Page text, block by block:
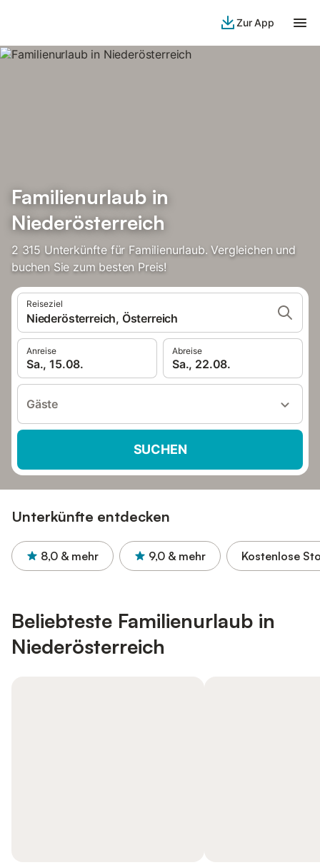
Zur App
Familienurlaub in
Niederösterreich
2 315 Unterkünfte für Familienurlaub. Vergleichen und
buchen Sie zum besten Preis!
Reiseziel
Niederösterreich, Österreich
Anreise
Sa., 15.08.
Abreise
Sa., 22.08.
Gäste
SUCHEN
Unterkünfte entdecken
8,0 & mehr 9,0 & mehr Kostenlose
Beliebteste Familienurlaub in
Niederösterreich